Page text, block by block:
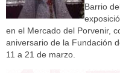
Barrio
en el Mercado del Porvenir,
aniversario de la Fundación
11 a 21 de marzo.